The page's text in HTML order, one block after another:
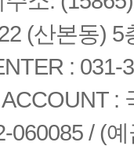
(산본동) 5
: 031-
:
060085 / (